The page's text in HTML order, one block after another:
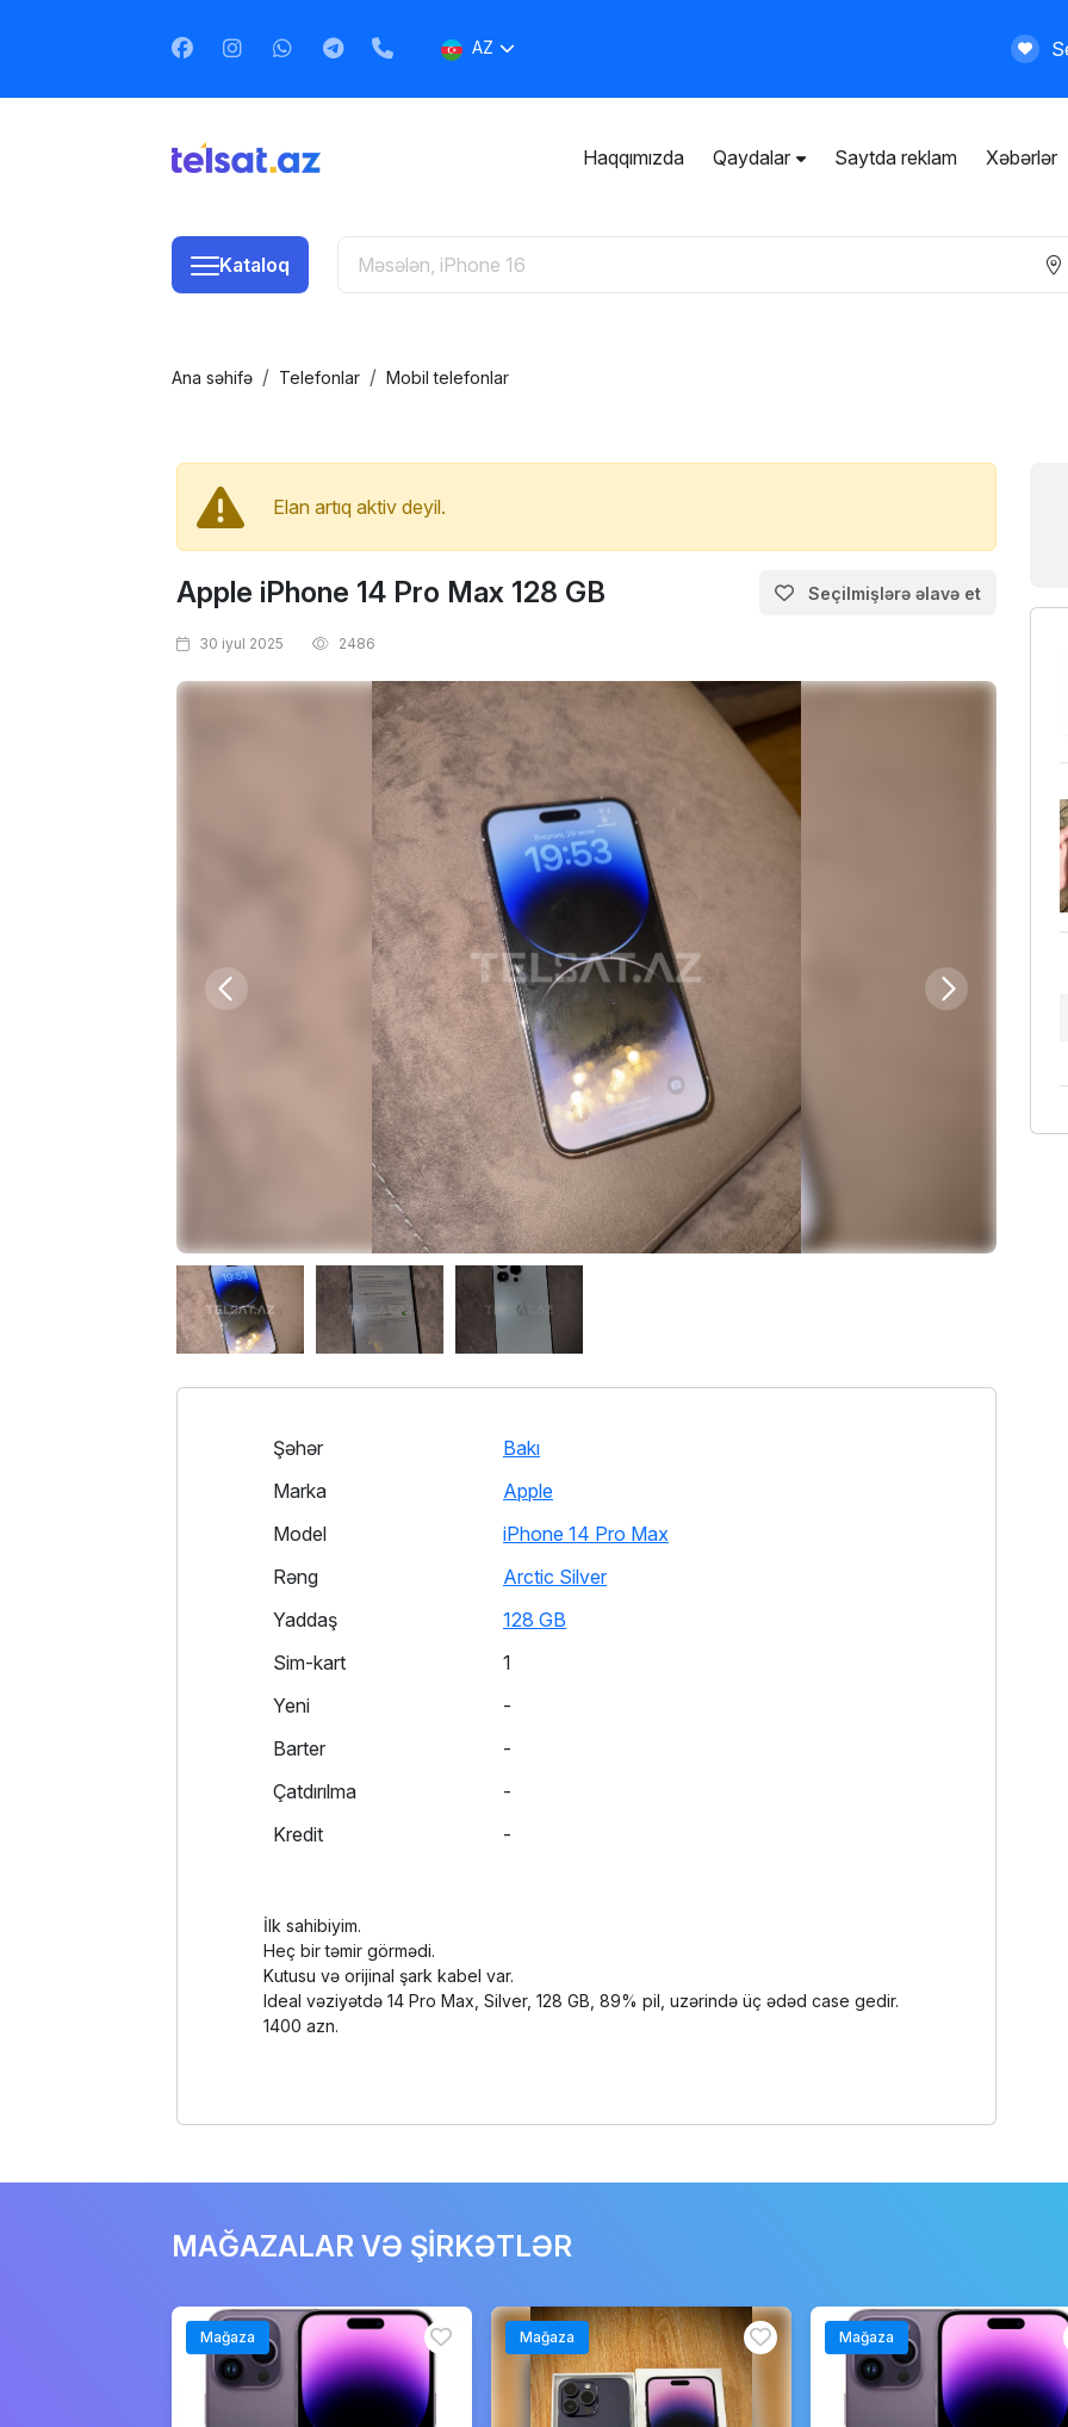
AZ
Haqqımızda Qaydalar Saytda reklam Xəbərlər
Kataloq
Ana səhifə Telefonlar Mobil telefonlar
Elan artıq aktiv deyil.
Apple iPhone 14 Pro Max 128 GB Seçilmişlərə əlavə et
30 iyul 2025 2486
Şəhər
Bakı
Marka
Apple
Model
iPhone 14 Pro Max
Rəng
Arctic Silver
Yaddaş
128 GB
Sim-kart
1
Yeni
-
Barter
-
Çatdırılma
-
Kredit
-
İlk sahibiyim.
Heç bir təmir görmədi.
Kutusu və orijinal şark kabel var.
Ideal vəziyətdə 14 Pro Max, Silver, 128 GB, 89% pil, uzərində üç ədəd case gedir.
1400 azn.
MAĞAZALAR VƏ ŞİRKƏTLƏR
Mağaza Mağaza Mağaza